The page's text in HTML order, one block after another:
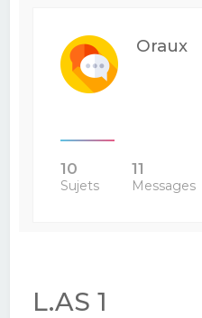
Oraux
10
Sujets
11
Messages
L.AS 1